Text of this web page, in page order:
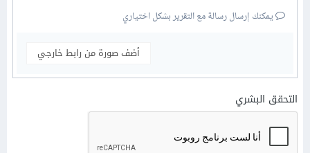
يمكنك إرسال رسالة مع التقرير بشكل اختياري
أضف صورة من رابط خارجي
التحقق البشري